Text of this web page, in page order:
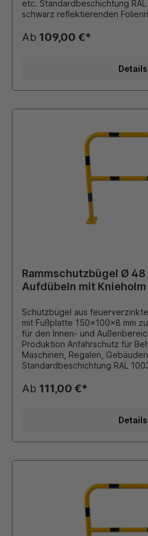
etc. Standardbeschichtung RAL 1003 signalgelb mit
schwarz reflektierenden
Andere Farben und Größen auf
Ab 109,00 €*
Details
Rammschutzbügel Ø 48
Aufdübeln mit Knieholm
Schützbügel aus
mit Fußplatte 150x100x8 mm zum
für den Innen- und
Produktion Anfahrschutz für
Maschinen, Regalen,
Standardbeschichtung RAL
rot reflektierenden Folienringen Andere Farben und
Ab 111,00 €*
Details